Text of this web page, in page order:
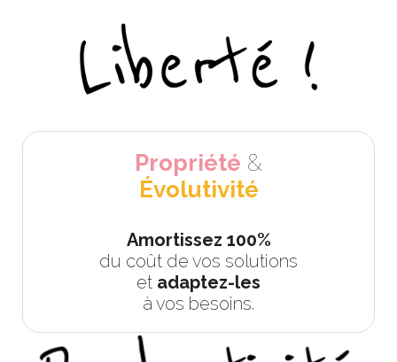
Propriété &
Évolutivité
Amortissez 100%
du coût de vos solutions
et adaptez-les
à vos besoins.